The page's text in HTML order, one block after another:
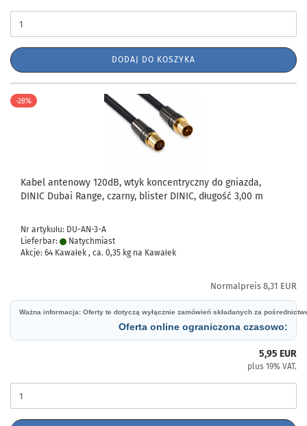
DODAJ DO KOSZYKA
-28%
Kabel antenowy 120dB, wtyk koncentryczny do gniazda,
DINIC Dubai Range, czarny, blister DINIC, długość 3,00 m
Nr artykułu: DU-AN-3-A
Lieferbar:
Natychmiast
Akcje: 64 Kawałek , ca. 0,35 kg na Kawałek
Normalpreis 8,31 EUR
Ważna informacja: Oferty te dotyczą wyłącznie zamówień składanych za
Oferta online ograniczona czasowo:
5,95 EUR
plus 19% VAT.